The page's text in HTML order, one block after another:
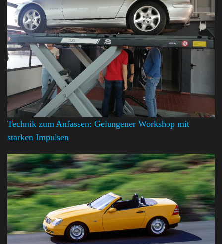
Technik zum Anfassen: Gelungener Workshop mit
starken Impulsen